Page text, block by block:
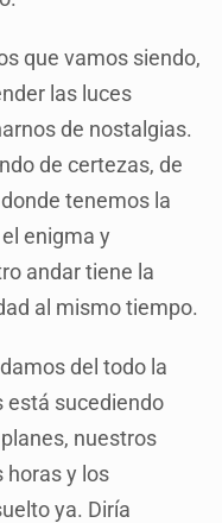
que vamos siendo,
las luces
de nostalgias.
de certezas, de
tenemos la
enigma y
andar tiene la
al mismo tiempo.
del todo la
está sucediendo
nuestros
horas y los
ya. Diría